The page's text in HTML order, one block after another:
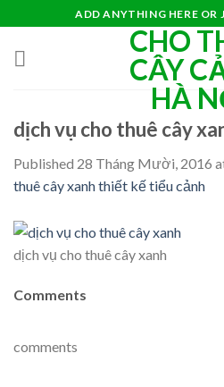
content
ADD ANYTHING HERE OR
CHO
CÂY
HÀ
dịch vụ cho thuê cây
Published 28 Tháng Mười, 2016
thuê cây xanh thiết kế tiểu cảnh
dịch vụ cho thuê cây xanh
Comments
comments